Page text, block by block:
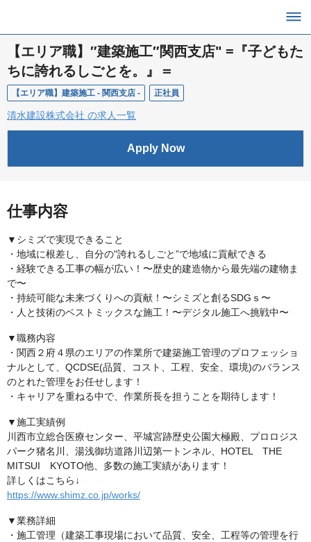
【エリア職】″建築施工″関西支店" =『子どもた
ちに誇れるしごとを。』＝
【エリア職】建築施工 - 関西支店 - 正社員
清水建設株式会社 の求人一覧
Apply Now
仕事内容
▼シミズで実現できること
・地域に根差し、自分の"誇れるしごと”で地域に貢献できる
・経験できる工事の幅が広い！〜歴史的建造物から最先端の建物ま
で〜
・持続可能な未来づくりへの貢献！〜シミズと創るSDGｓ〜
・人と技術のベストミックスな施工！〜デジタル施工へ挑戦中〜
▼職務内容
・関西２府４県のエリアの作業所で建築施工管理のプロフェッショ
ナルとして、QCDSE(品質、コスト、工程、安全、環境)のバランス
のとれた管理をお任せします！
・キャリアを重ねる中で、作業所長を担うことを期待します！
▼施工実績例
川西市立総合医療センター、平城宮跡歴史公園大極殿、プロロジス
パーク猪名川、湯浅御坊道路川辺第一トンネル、HOTEL THE
MITSUI KYOTO他、多数の施工実績があります！
詳しくはこちら↓
https://www.shimz.co.jp/works/
▼業務詳細
・施工管理（建築工事現場において品質、安全、工程等の管理を行